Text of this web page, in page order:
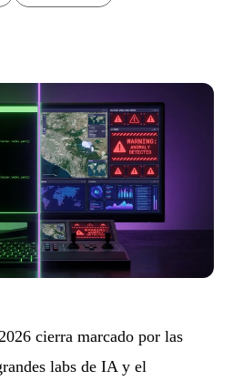
cierra marcado por las
labs de IA y el